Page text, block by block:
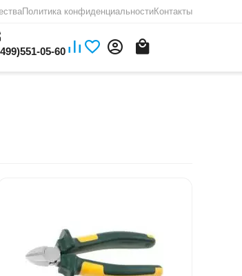
Политика конфиденциальностиКонтакты
05-60